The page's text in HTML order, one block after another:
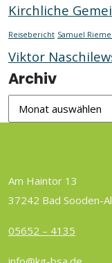
Kirchliche
Reisebericht Samuel
Viktor
Archiv
Am Haintor 13
37242 Bad Sooden-
05652 – 4135